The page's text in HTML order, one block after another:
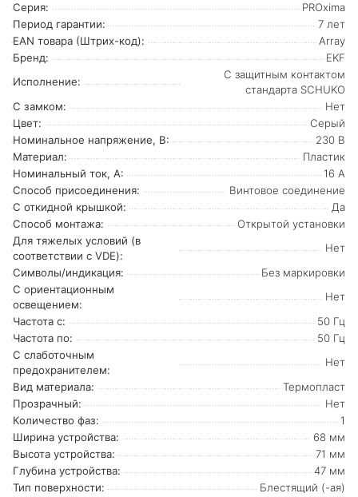
Серия:
PROxima
Период гарантии:
7 лет
EAN товара (Штрих-код):
Array
Бренд:
EKF
Исполнение:
С защитным контактом
стандарта SCHUKO
С замком:
Нет
Цвет:
Серый
Номинальное напряжение, В:
230 В
Материал:
Пластик
Номинальный ток, А:
16 А
Способ присоединения:
Винтовое соединение
С откидной крышкой:
Да
Способ монтажа:
Открытой установки
Для тяжелых условий (в
соответствии с VDE):
Нет
Символы/индикация:
Без маркировки
С ориентационным
освещением:
Нет
Частота с:
50 Гц
Частота по:
50 Гц
С слаботочным
предохранителем:
Нет
Вид материала:
Термопласт
Прозрачный:
Нет
Количество фаз:
1
Ширина устройства:
68 мм
Высота устройства:
71 мм
Глубина устройства:
47 мм
Тип поверхности:
Блестящий (-ая)